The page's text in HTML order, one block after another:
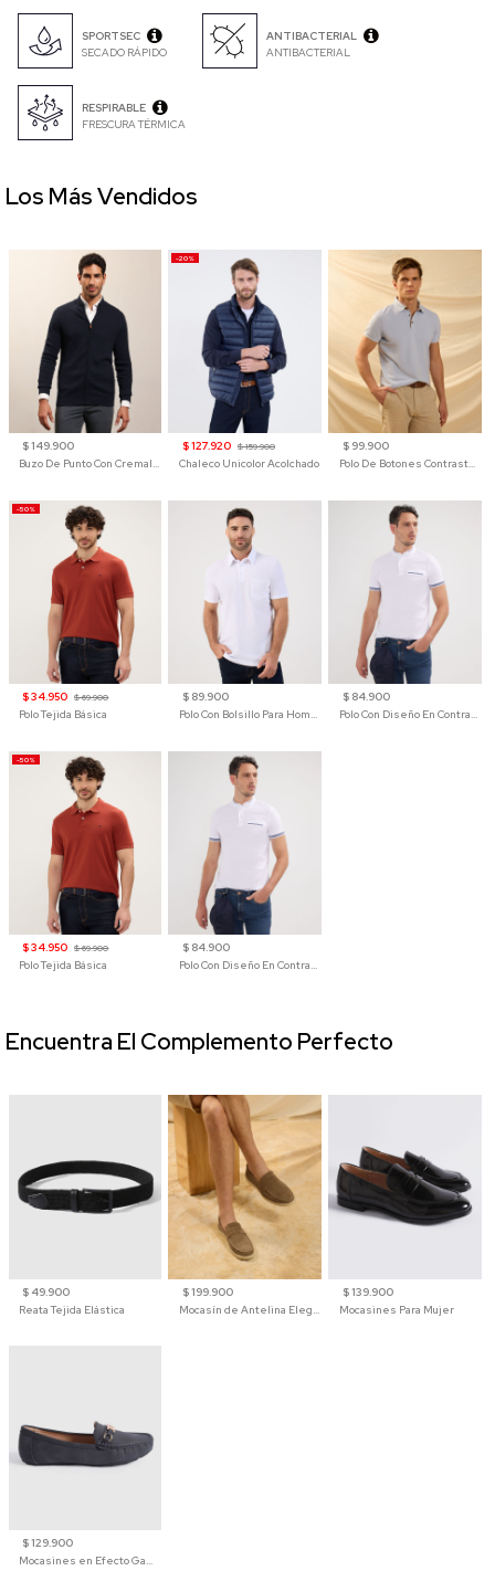
SPORTSEC
SECADO RÁPIDO
ANTIBACTERIAL
ANTIBACTERIAL
RESPIRABLE
FRESCURA TÉRMICA
$ 149.900
Buzo De Punto Con Cremallera Para Hombre
-20%
$ 127.920 $ 159.900
Chaleco Unicolor Acolchado
$ 99.900
Polo De Botones Contraste Para Hombre
-50%
$ 34.950 $ 69.900
Polo Tejida Básica
$ 89.900
Polo Con Bolsillo Para Hombre
$ 84.900
Polo Con Diseño En Contraste
-50%
$ 34.950 $ 69.900
Polo Tejida Básica
$ 84.900
Polo Con Diseño En Contraste
Los Más Vendidos
$ 49.900
Reata Tejida Elástica
$ 199.900
$ 139.900
Mocasines Para Mujer
$ 129.900
Encuentra El Complemento Perfecto